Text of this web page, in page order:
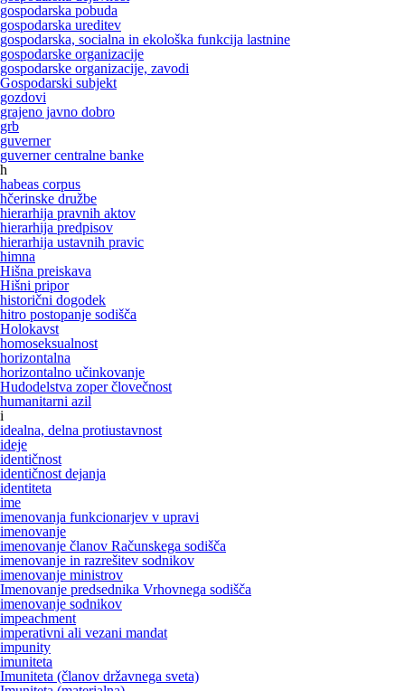
gospodarska pobuda
gospodarska ureditev
gospodarska, socialna in ekološka funkcija lastnine
gospodarske organizacije
gospodarske organizacije, zavodi
Gospodarski subjekt
gozdovi
grajeno javno dobro
grb
guverner
guverner centralne banke
h
habeas corpus
hčerinske družbe
hierarhija pravnih aktov
hierarhija predpisov
hierarhija ustavnih pravic
himna
Hišna preiskava
Hišni pripor
historični dogodek
hitro postopanje sodišča
Holokavst
homoseksualnost
horizontalna
horizontalno učinkovanje
Hudodelstva zoper človečnost
humanitarni azil
i
idealna, delna protiustavnost
ideje
identičnost
identičnost dejanja
identiteta
ime
imenovanja funkcionarjev v upravi
imenovanje
imenovanje članov Računskega sodišča
imenovanje in razrešitev sodnikov
imenovanje ministrov
Imenovanje predsednika Vrhovnega sodišča
imenovanje sodnikov
impeachment
imperativni ali vezani mandat
impunity
imuniteta
Imuniteta (članov državnega sveta)